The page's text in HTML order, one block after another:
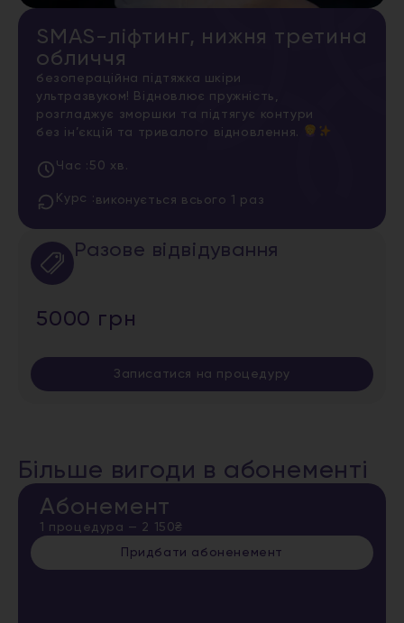
SMAS-ліфтинг, нижня третина
обличчя
безопераційна підтяжка шкіри
ультразвуком! Відновлює пружність,
розгладжує зморшки та підтягує контури
без ін’єкцій та тривалого відновлення.
Час : 50 хв.
Курс : виконується всього 1 раз
Разове відвідування
5000 грн
Записатися на процедуру
Більше вигоди в абонементі
Абонемент
1 процедура — 2 150₴
Придбати абоненемент